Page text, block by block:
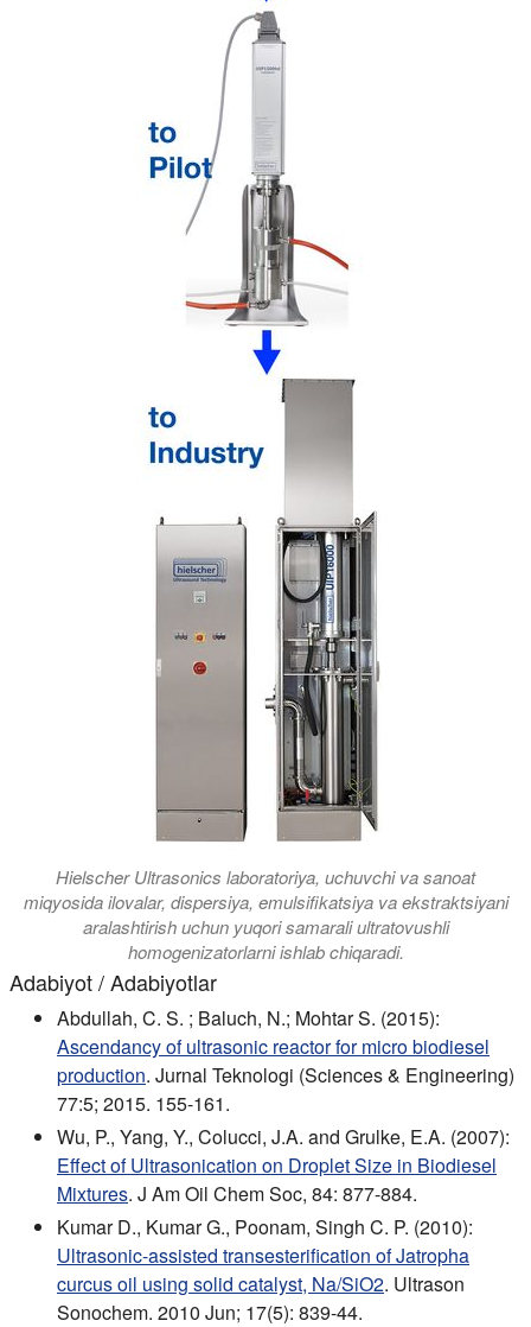
Hielscher Ultrasonics laboratoriya, uchuvchi va sanoat
miqyosida ilovalar, dispersiya, emulsifikatsiya va ekstraktsiyani
aralashtirish uchun yuqori samarali ultratovushli
homogenizatorlarni ishlab chiqaradi.
Adabiyot / Adabiyotlar
Abdullah, C. S. ; Baluch, N.; Mohtar S. (2015):
Ascendancy of ultrasonic reactor for micro biodiesel
production. Jurnal Teknologi (Sciences & Engineering)
77:5; 2015. 155-161.
Wu, P., Yang, Y., Colucci, J.A. and Grulke, E.A. (2007):
Effect of Ultrasonication on Droplet Size in Biodiesel
Mixtures. J Am Oil Chem Soc, 84: 877-884.
Kumar D., Kumar G., Poonam, Singh C. P. (2010):
Ultrasonic-assisted transesterification of Jatropha
curcus oil using solid catalyst, Na/SiO2. Ultrason
Sonochem. 2010 Jun; 17(5): 839-44.